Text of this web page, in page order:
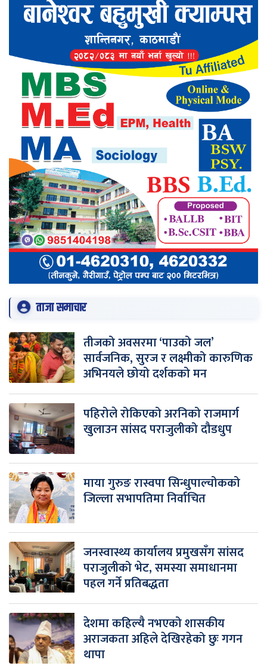
ताजा समाचार
तीजको अवसरमा ‘पाउको जल’
सार्वजनिक, सुरज र लक्ष्मीको कारुणिक
अभिनयले छोयो दर्शकको मन
पहिरोले रोकिएको अरनिको राजमार्ग
खुलाउन सांसद पराजुलीको दौडधुप
माया गुरुङ रास्वपा सिन्धुपाल्चोकको
जिल्ला सभापतिमा निर्वाचित
जनस्वास्थ्य कार्यालय प्रमुखसँग सांसद
पराजुलीको भेट, समस्या समाधानमा
पहल गर्ने प्रतिबद्धता
देशमा कहिल्यै नभएको शासकीय
अराजकता अहिले देखिरहेको छुः गगन
थापा